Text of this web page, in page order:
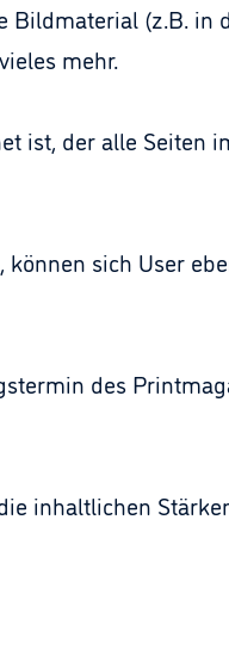
(z.B. in
mehr.
ist, der alle Seiten
sich User
des
inhaltlichen